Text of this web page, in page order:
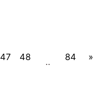
47 48 .. 84 »